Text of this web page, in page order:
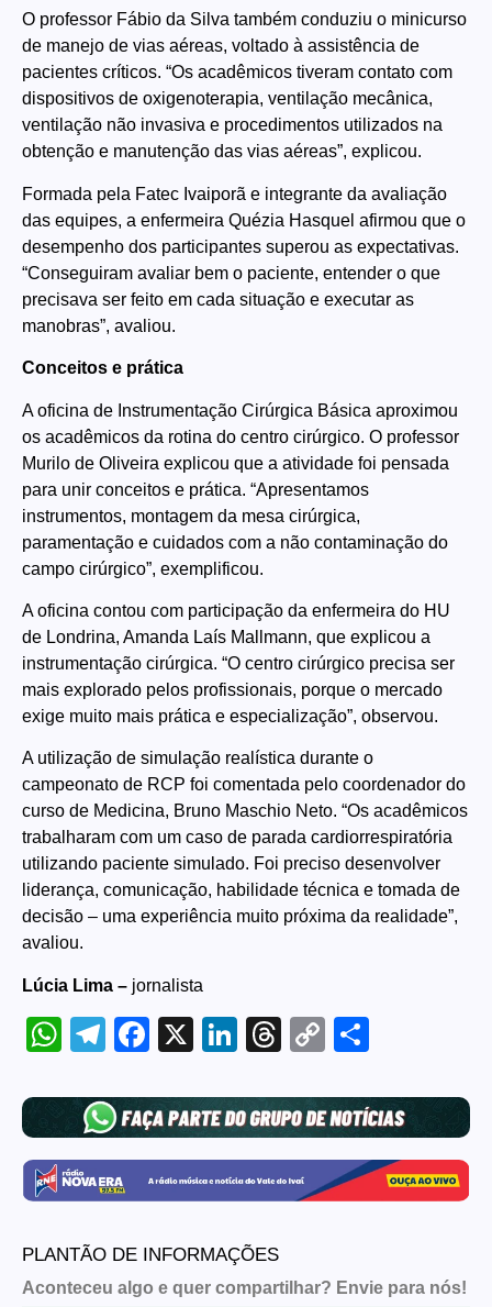
O professor Fábio da Silva também conduziu o minicurso
de manejo de vias aéreas, voltado à assistência de
pacientes críticos. “Os acadêmicos tiveram contato com
dispositivos de oxigenoterapia, ventilação mecânica,
ventilação não invasiva e procedimentos utilizados na
obtenção e manutenção das vias aéreas”, explicou.
Formada pela Fatec Ivaiporã e integrante da avaliação
das equipes, a enfermeira Quézia Hasquel afirmou que o
desempenho dos participantes superou as expectativas.
“Conseguiram avaliar bem o paciente, entender o que
precisava ser feito em cada situação e executar as
manobras”, avaliou.
Conceitos e prática
A oficina de Instrumentação Cirúrgica Básica aproximou
os acadêmicos da rotina do centro cirúrgico. O professor
Murilo de Oliveira explicou que a atividade foi pensada
para unir conceitos e prática. “Apresentamos
instrumentos, montagem da mesa cirúrgica,
paramentação e cuidados com a não contaminação do
campo cirúrgico”, exemplificou.
A oficina contou com participação da enfermeira do HU
de Londrina, Amanda Laís Mallmann, que explicou a
instrumentação cirúrgica. “O centro cirúrgico precisa ser
mais explorado pelos profissionais, porque o mercado
exige muito mais prática e especialização”, observou.
A utilização de simulação realística durante o
campeonato de RCP foi comentada pelo coordenador do
curso de Medicina, Bruno Maschio Neto. “Os acadêmicos
trabalharam com um caso de parada cardiorrespiratória
utilizando paciente simulado. Foi preciso desenvolver
liderança, comunicação, habilidade técnica e tomada de
decisão – uma experiência muito próxima da realidade”,
avaliou.
Lúcia Lima – jornalista
WhatsApp
Telegram
Facebook
X LinkedIn
Threads
Copy
PLANTÃO DE INFORMAÇÕES
Aconteceu algo e quer compartilhar? Envie para nós!